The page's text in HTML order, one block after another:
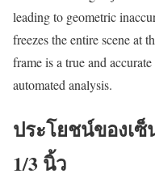
leading to geometric
freezes the entire scene at
frame is a true and
automated analysis.
ประโยชน์ของเ
1/3 นิ้ว